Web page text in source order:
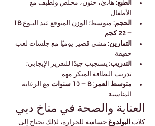
الطبع: هادئ، حنون، مخلص ولطيف مع
الأطفال
الحجم: متوسط؛ الوزن المتوقع عند البلوغ
– 22 كجم
التمارين: مشي قصير يوميًا مع جلسات لعب
خفيفة
التدريب: يستجيب جيدًا للتعزيز الإيجابي؛
تدريب النظافة المبكر مهم
متوسط العمر: 8 – 10 سنوات
مع الرعاية
المناسبة
العناية والصحة في مناخ دبي
كلاب البولدوغ حساسة للحرارة، لذلك تحتاج إلى